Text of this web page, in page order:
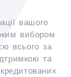
вашого
вибором
всього за
та